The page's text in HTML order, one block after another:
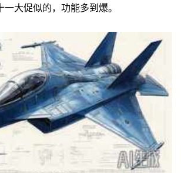
一大促似的，功能多到爆。